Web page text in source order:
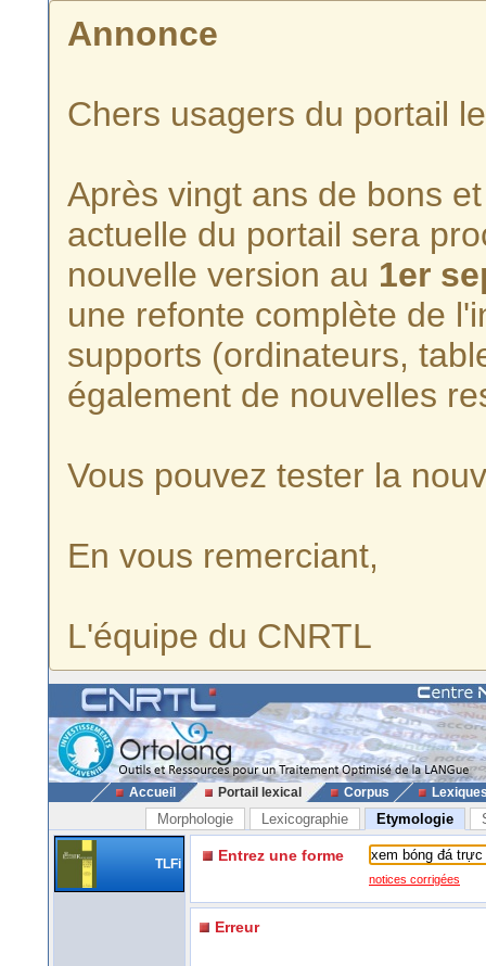
Annonce
Chers usagers du portail
Après vingt ans de bons
actuelle du portail sera
nouvelle version au 1er
une refonte complète de
supports (ordinateurs,
également de nouvelles
Vous pouvez tester la
En vous remerciant,
L'équipe du CNRTL
Accueil Portail lexical Corpus
Morphologie Lexicographie Etymologie
TLFi Entrez une forme
notices corrigées
Erreur